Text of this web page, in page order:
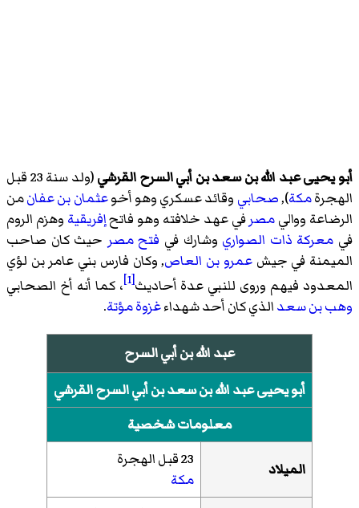
أبو يحيى عبد الله بن سعد بن أبي السرح القرشي
(ولد سنة 23 قبل
الهجرةمكة),صحابي وقائد عسكري وهو أخوعثمان بن عفانمن
الرضاعة وواليمصرفي عهد خلافته وهو فاتحإفريقية وهزم الروم
في معركة ذات الصواري وشارك في فتح مصر حيث كان صاحب
الميمنة في جيشعمرو بن العاص, وكان فارس بني عامر بن لؤي
المعدود فيهم وروى للنبي عدة أحاديث[1] ، كما أنه أخ الصحابي
وهب بن سعدالذي كان أحد شهداءغزوة مؤتة.
عبد الله بن أبي السرح
أبو يحيى عبد الله بن سعد بن أبي السرح القرشي
معلومات شخصية
الميلاد
23 قبل الهجرة
مكة